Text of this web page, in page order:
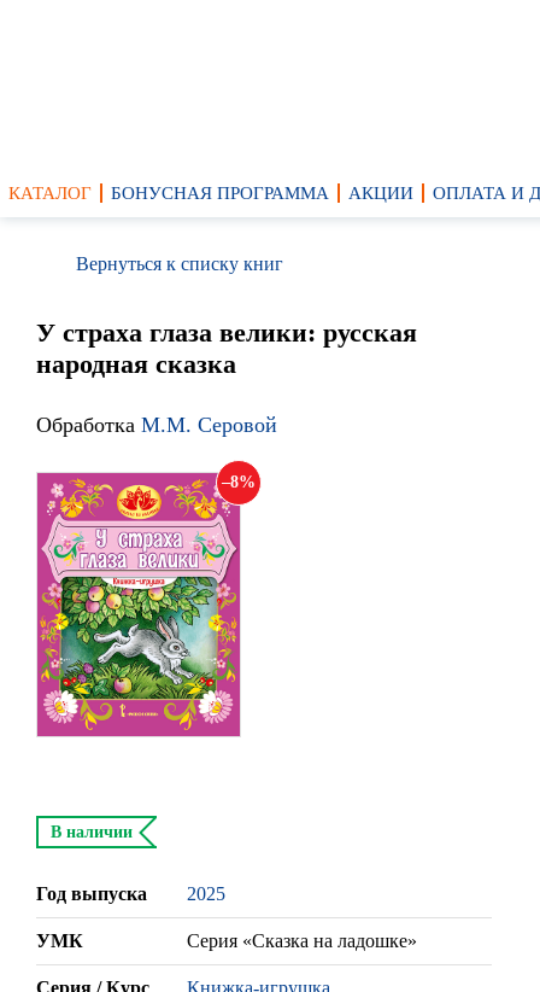
КАТАЛОГ БОНУСНАЯ ПРОГРАММА АКЦИИ ОПЛАТА И
Вернуться к списку книг
У страха глаза велики: русская
народная сказка
Обработка М.М. Серовой
8
В наличии
Год выпуска 2025
УМК Серия «Сказка на ладошке»